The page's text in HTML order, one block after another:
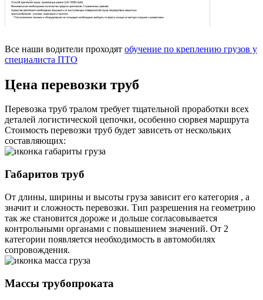
Все наши водители проходят обучение по креплению грузов у
специалиста ПТО
Цена перевозки труб
Перевозка труб тралом требует тщательной проработки всех
деталей логистической цепочки, особенно сюрвея маршрута
Стоимость перевозки труб будет зависеть от нескольких
составляющих:
Габаритов труб
От длины, ширины и высоты груза зависит его категория , а
значит и сложность перевозки. Тип разрешения на геометрию
так же становится дороже и дольше согласовывается
контрольными органами с повышением значений. От 2
категории появляется необходимость в автомобилях
сопровождения.
Массы трубопроката